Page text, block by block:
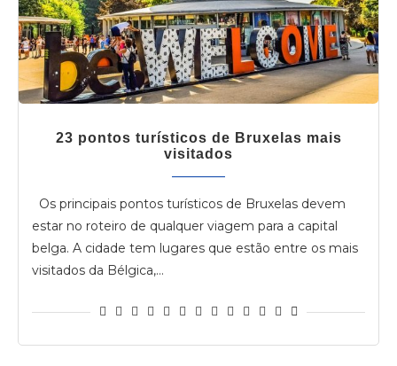
23 pontos turísticos de Bruxelas mais
visitados
Os principais pontos turísticos de Bruxelas devem
estar no roteiro de qualquer viagem para a capital
belga. A cidade tem lugares que estão entre os mais
visitados da Bélgica,…